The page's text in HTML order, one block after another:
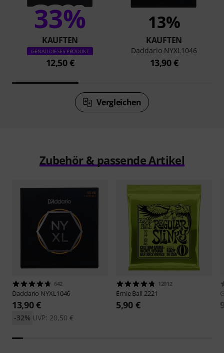
33%
KAUFTEN
GENAU DIESES PRODUKT
12,50 €
13%
KAUFTEN
Daddario NYXL1046
13,90 €
Vergleichen
Zubehör & passende Artikel
642
Daddario NYXL1046
13,90 €
UVP: 20,50 €
-32%
12012
Ernie Ball 2221
5,90 €